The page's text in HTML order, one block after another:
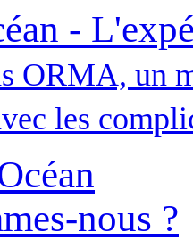
-
ORMA, un
les
nous ?